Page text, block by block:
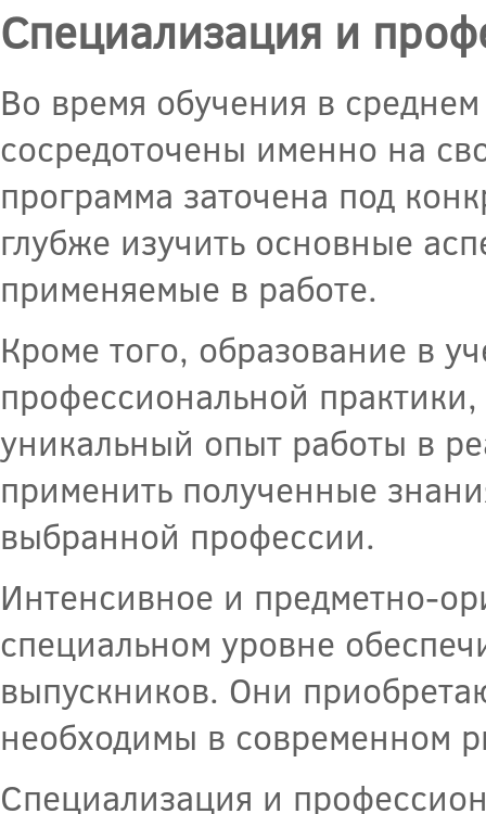
Специализация и
Во время обучения в
сосредоточены именно на
программа заточена под
глубже изучить основные
применяемые в работе.
Кроме того, образование в
профессиональной
уникальный опыт работы в
применить полученные
выбранной профессии.
Интенсивное и предметно-
специальном уровне
выпускников. Они
необходимы в современном
Специализация и